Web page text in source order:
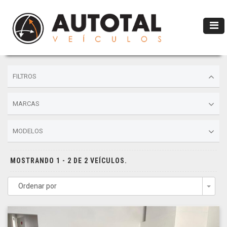
FILTROS
MARCAS
MODELOS
MOSTRANDO 1 - 2 DE 2 VEÍCULOS.
Ordenar por